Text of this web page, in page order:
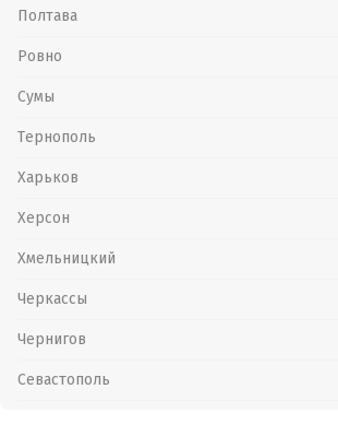
Полтава
Ровно
Сумы
Тернополь
Харьков
Херсон
Хмельницкий
Черкассы
Чернигов
Севастополь